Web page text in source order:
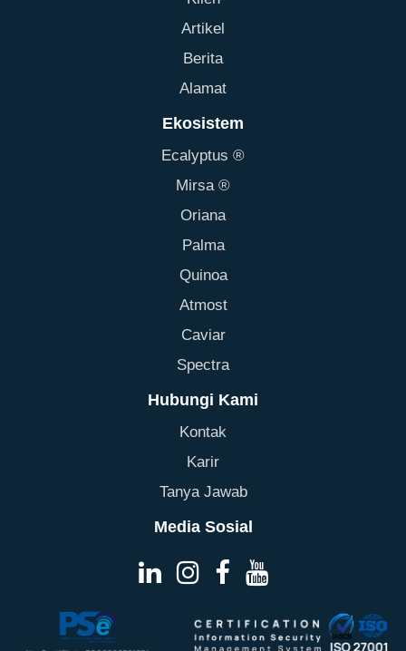
Artikel
Berita
Alamat
Ekosistem
Ecalyptus ®
Mirsa ®
Oriana
Palma
Quinoa
Atmost
Caviar
Spectra
Hubungi Kami
Kontak
Karir
Tanya Jawab
Media Sosial